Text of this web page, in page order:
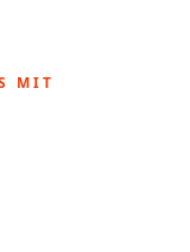
MIT